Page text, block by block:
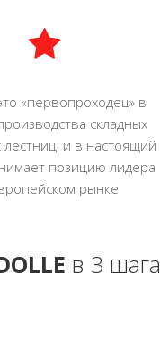
«первопроходец» в
складных
лестниц, и в настоящий
позицию лидера
рынке
в 3 шага